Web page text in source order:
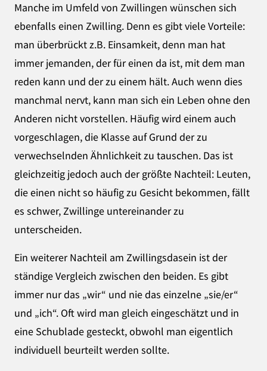
Manche im Umfeld von Zwillingen wünschen sich
ebenfalls einen Zwilling. Denn es gibt viele Vorteile:
man überbrückt z.B. Einsamkeit, denn man hat
immer jemanden, der für einen da ist, mit dem man
reden kann und der zu einem hält. Auch wenn dies
manchmal nervt, kann man sich ein Leben ohne den
Anderen nicht vorstellen. Häufig wird einem auch
vorgeschlagen, die Klasse auf Grund der zu
verwechselnden Ähnlichkeit zu tauschen. Das ist
gleichzeitig jedoch auch der größte Nachteil: Leuten,
die einen nicht so häufig zu Gesicht bekommen, fällt
es schwer, Zwillinge untereinander zu
unterscheiden.
Ein weiterer Nachteil am Zwillingsdasein ist der
ständige Vergleich zwischen den beiden. Es gibt
immer nur das „wir“ und nie das einzelne „sie/er“
und „ich“. Oft wird man gleich eingeschätzt und in
eine Schublade gesteckt, obwohl man eigentlich
individuell beurteilt werden sollte.